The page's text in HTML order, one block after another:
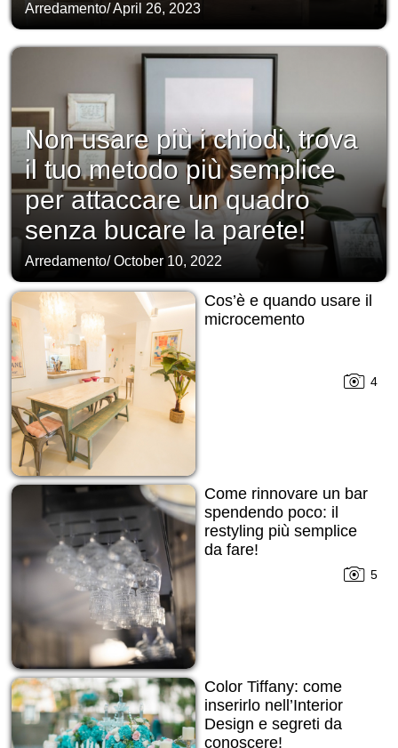
Arredamento/April 26, 2023
Non usare più i chiodi, trova
il tuo metodo più semplice
per attaccare un quadro
senza bucare la parete!
Arredamento/October 10, 2022
Cos’è e quando usare il
microcemento
4
Come rinnovare un bar
spendendo poco: il
restyling più semplice
da fare!
5
Color Tiffany: come
inserirlo nell’Interior
Design e segreti da
conoscere!